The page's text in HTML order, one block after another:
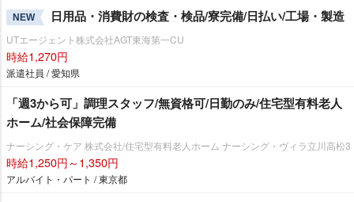
NEW 日用品・消費財の検査・検品/寮完備/日払い/工場・製造
UTエージェント株式会社AGT東海第一CU
時給1,270円
派遣社員 / 愛知県
「週3から可」調理スタッフ/無資格可/日勤のみ/住宅型有料老人
ホーム/社会保障完備
ナーシング・ケア 株式会社/住宅型有料老人ホーム ナーシング・ヴィラ立川高松3
時給1,250円～1,350円
アルバイト・パート / 東京都